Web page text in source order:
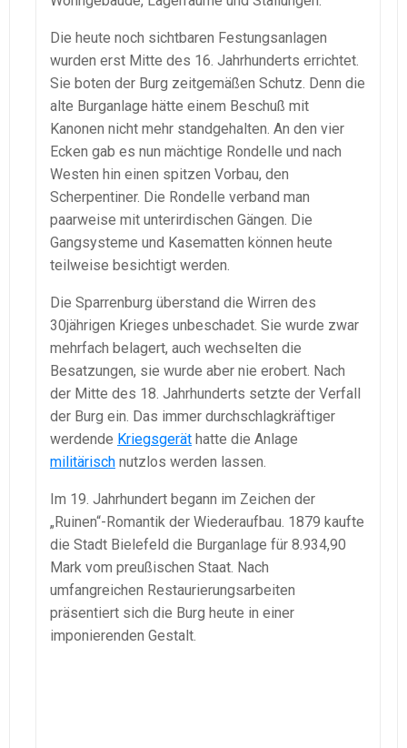
Die heute noch sichtbaren Festungsanlagen
wurden erst Mitte des 16. Jahrhunderts errichtet.
Sie boten der Burg zeitgemäßen Schutz. Denn die
alte Burganlage hätte einem Beschuß mit
Kanonen nicht mehr standgehalten. An den vier
Ecken gab es nun mächtige Rondelle und nach
Westen hin einen spitzen Vorbau, den
Scherpentiner. Die Rondelle verband man
paarweise mit unterirdischen Gängen. Die
Gangsysteme und Kasematten können heute
teilweise besichtigt werden.
Die Sparrenburg überstand die Wirren des
30jährigen Krieges unbeschadet. Sie wurde zwar
mehrfach belagert, auch wechselten die
Besatzungen, sie wurde aber nie erobert. Nach
der Mitte des 18. Jahrhunderts setzte der Verfall
der Burg ein. Das immer durchschlagkräftiger
werdende Kriegsgerät hatte die Anlage
militärisch nutzlos werden lassen.
Im 19. Jahrhundert begann im Zeichen der
„Ruinen“-Romantik der Wiederaufbau. 1879 kaufte
die Stadt Bielefeld die Burganlage für 8.934,90
Mark vom preußischen Staat. Nach
umfangreichen Restaurierungsarbeiten
präsentiert sich die Burg heute in einer
imponierenden Gestalt.